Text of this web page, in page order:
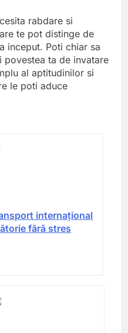
rabdare si
te pot distinge de
inceput. Poti chiar sa
povestea ta de invatare
al aptitudinilor si
le poti aduce
internațional
fără stres